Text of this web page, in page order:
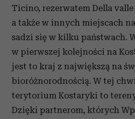
Ticino, rezerwatem Della valle
a także w innych miejscach
sadzi się w kilku państwach.
w pierwszej kolejności na
jest to kraj z największą na
bioróżnorodnością. W tej
terytorium Kostaryki to
Dzięki partnerom, których